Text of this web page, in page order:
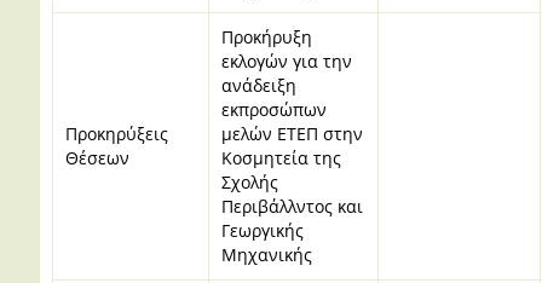
Προκηρύξεις
Θέσεων
Προκήρυξη
εκλογών για την
ανάδειξη
εκπροσώπων
μελών ΕΤΕΠ στην
Κοσμητεία της
Σχολής
Περιβάλλντος και
Γεωργικής
Μηχανικής